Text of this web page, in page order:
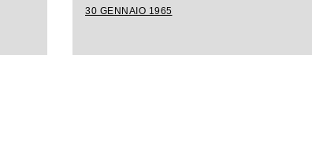
30 GENNAIO 1965